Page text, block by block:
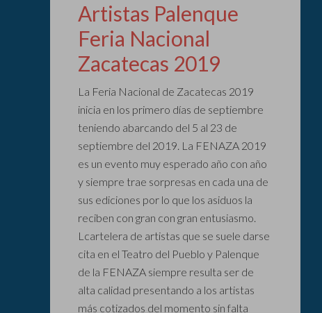
Artistas Palenque
Feria Nacional
Zacatecas 2019
La Feria Nacional de Zacatecas 2019
inicia en los primero días de septiembre
teniendo abarcando del 5 al 23 de
septiembre del 2019. La FENAZA 2019
es un evento muy esperado año con año
y siempre trae sorpresas en cada una de
sus ediciones por lo que los asiduos la
reciben con gran con gran entusiasmo.
Lcartelera de artistas que se suele darse
cita en el Teatro del Pueblo y Palenque
de la FENAZA siempre resulta ser de
alta calidad presentando a los artistas
más cotizados del momento sin falta